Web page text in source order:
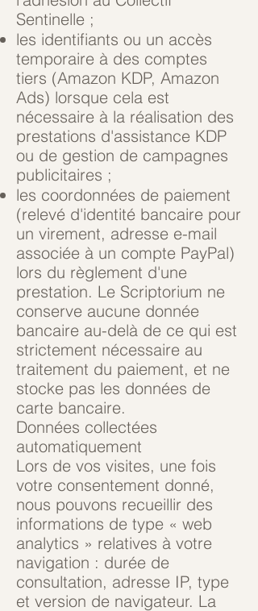
Sentinelle ;
les identifiants ou un accès
temporaire à des comptes
tiers (Amazon KDP, Amazon
Ads) lorsque cela est
nécessaire à la réalisation des
prestations d'assistance KDP
ou de gestion de campagnes
publicitaires ;
les coordonnées de paiement
(relevé d'identité bancaire pour
un virement, adresse e-mail
associée à un compte PayPal)
lors du règlement d'une
prestation. Le Scriptorium ne
conserve aucune donnée
bancaire au-delà de ce qui est
strictement nécessaire au
traitement du paiement, et ne
stocke pas les données de
carte bancaire.
Données collectées
automatiquement
Lors de vos visites, une fois
votre consentement donné,
nous pouvons recueillir des
informations de type « web
analytics » relatives à votre
navigation : durée de
consultation, adresse IP, type
et version de navigateur. La